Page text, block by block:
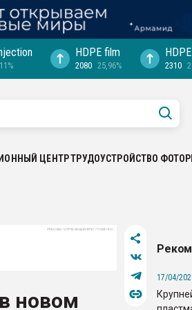
HDPE film
2080 25,96% 2310
ЦЕНТРТРУДОУСТРОЙСТВО
новом
17/04/